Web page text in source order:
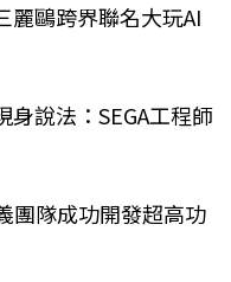
麗鷗跨界聯名大玩AI
說法：SEGA工程師
團隊成功開發超高功